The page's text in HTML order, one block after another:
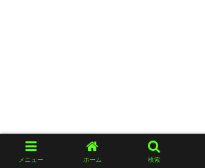
メニュー ホーム 検索